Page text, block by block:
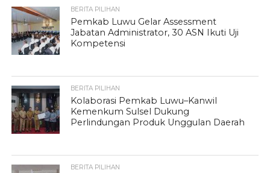
BERITA PILIHAN
Pemkab Luwu Gelar Assessment
Jabatan Administrator, 30 ASN Ikuti Uji
Kompetensi
BERITA PILIHAN
Kolaborasi Pemkab Luwu–Kanwil
Kemenkum Sulsel Dukung
Perlindungan Produk Unggulan Daerah
BERITA PILIHAN